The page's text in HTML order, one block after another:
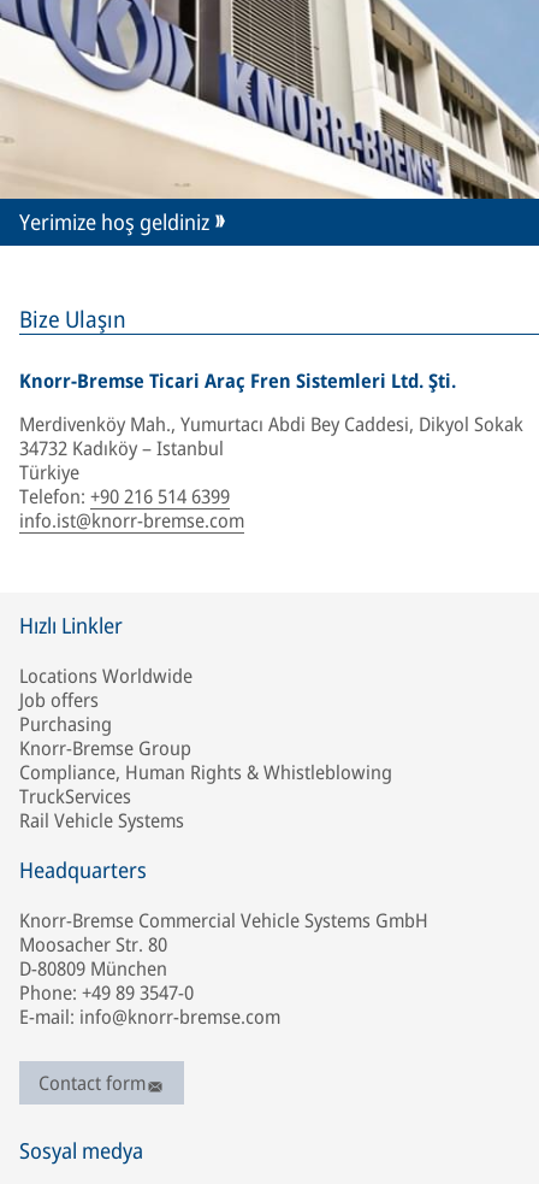
Bize Ulaşın
Knorr-Bremse Ticari Araç Fren Sistemleri Ltd. Şti.
Merdivenköy Mah., Yumurtacı Abdi Bey Caddesi, Dikyol Sokak
34732 Kadıköy – Istanbul
Türkiye
Telefon: +90 216 514 6399
info.ist@knorr-bremse.com
Yerimize hoş geldiniz
Hızlı Linkler
Locations Worldwide
Job offers
Purchasing
Knorr-Bremse Group
Compliance, Human Rights & Whistleblowing
TruckServices
Rail Vehicle Systems
Headquarters
Knorr-Bremse Commercial Vehicle Systems GmbH
Moosacher Str. 80
D-80809 München
Phone: +49 89 3547-0
E-mail: info@knorr-bremse.com
Contact form
Sosyal medya